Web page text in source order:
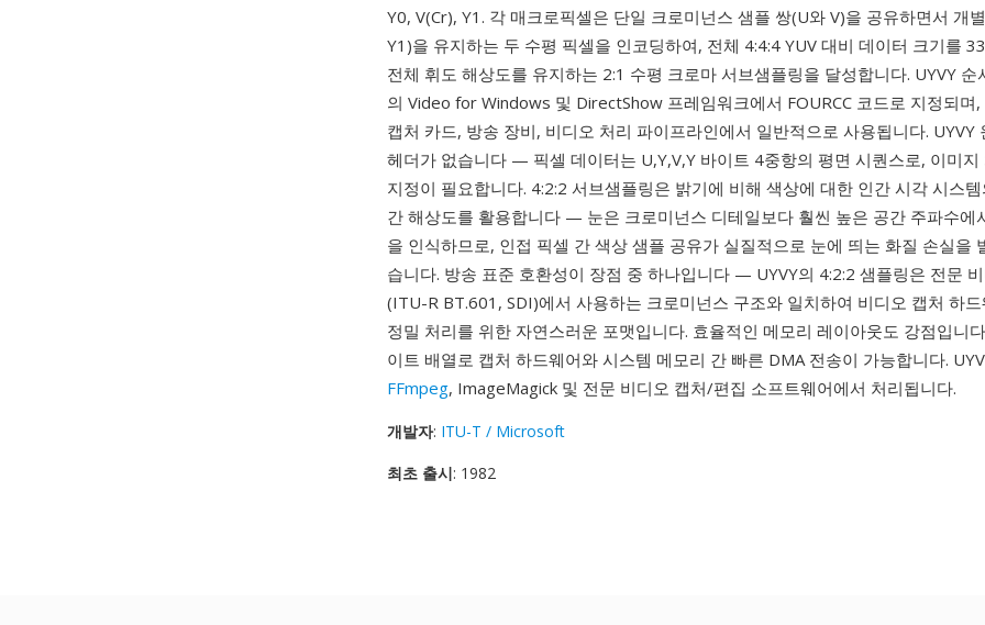
Y0, V(Cr), Y1. 각 매크로픽셀은 단일 크로미넌스 샘플 쌍(U와 V)을 공유하면서 개
Y1)을 유지하는 두 수평 픽셀을 인코딩하여, 전체 4:4:4 YUV 대비 데이터 크기를
전체 휘도 해상도를 유지하는 2:1 수평 크로마 서브샘플링을 달성합니다. UYVY
의 Video for Windows 및 DirectShow 프레임워크에서 FOURCC 코드로 지정되며,
캡처 카드, 방송 장비, 비디오 처리 파이프라인에서 일반적으로 사용됩니다. UYVY
헤더가 없습니다 — 픽셀 데이터는 U,Y,V,Y 바이트 4중항의 평면 시퀀스로, 이미지
지정이 필요합니다. 4:2:2 서브샘플링은 밝기에 비해 색상에 대한 인간 시각 시스
간 해상도를 활용합니다 — 눈은 크로미넌스 디테일보다 훨씬 높은 공간 주파수에
을 인식하므로, 인접 픽셀 간 색상 샘플 공유가 실질적으로 눈에 띄는 화질 손실을
습니다. 방송 표준 호환성이 장점 중 하나입니다 — UYVY의 4:2:2 샘플링은 전문
(ITU-R BT.601, SDI)에서 사용하는 크로미넌스 구조와 일치하여 비디오 캡처 하
정밀 처리를 위한 자연스러운 포맷입니다. 효율적인 메모리 레이아웃도 강점입니
이트 배열로 캡처 하드웨어와 시스템 메모리 간 빠른 DMA 전송이 가능합니다.
FFmpeg, ImageMagick 및 전문 비디오 캡처/편집 소프트웨어에서 처리됩니다.
개발자: ITU-T / Microsoft
최초 출시: 1982